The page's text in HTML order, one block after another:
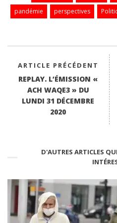
okr A In
pandémie
perspectives
ARTICLE PRÉCÉDENT
REPLAY. L’ÉMISSION «
ACH WAQE3 » DU
LUNDI 31 DÉCEMBRE
2020
D'AUTRES ARTICLES